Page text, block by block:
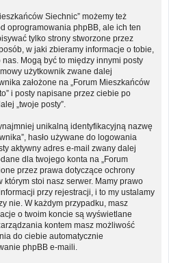
Siechnic” możemy też
oprogramowania phpBB, ale ich ten
tylko strony stworzone przez
w jaki zbieramy informacje o tobie,
Mogą być to między innymi posty
użytkownik zwane dalej
założone na „Forum Mieszkańców
i posty napisane przez ciebie po
„twoje posty”.
unikalną identyfikacyjną nazwę
hasło używane do logowania
aktywny adres e-mail zwany dalej
dla twojego konta na „Forum
przez prawa dotyczące ochrony
stoi nasz serwer. Mamy prawo
przy rejestracji, i to my ustalamy
nie. W każdym przypadku, masz
o twoim koncie są wyświetlane
kontem masz możliwość
do ciebie automatycznie
phpBB e-maili.